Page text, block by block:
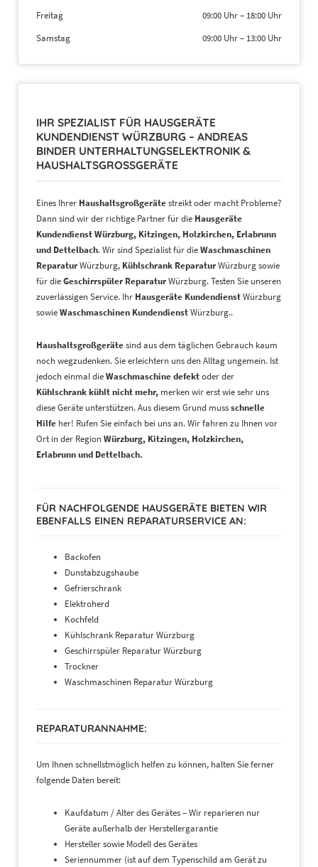
Freitag
09:00 Uhr– 18:00 Uhr
Samstag
09:00 Uhr– 13:00 Uhr
IHR SPEZIALIST FÜR HAUSGERÄTE
KUNDENDIENST WÜRZBURG – ANDREAS
BINDER UNTERHALTUNGSELEKTRONIK &
HAUSHALTSGROSSGERÄTE
Eines Ihrer Haushaltsgroßgerätestreikt oder macht Probleme?
Dann sind wir der richtige Partner für die Hausgeräte
KundendienstWürzburg, Kitzingen, Holzkirchen, Erlabrunn
und Dettelbach. Wir sind Spezialist für dieWaschmaschinen
ReparaturWürzburg, Kühlschrank ReparaturWürzburg sowie
für dieGeschirrspüler ReparaturWürzburg. Testen Sie unseren
zuverlässigen Service. Ihr Hausgeräte KundendienstWürzburg
sowieWaschmaschinen KundendienstWürzburg..
Haushaltsgroßgerätesind aus dem täglichen Gebrauch kaum
noch wegzudenken. Sie erleichtern uns den Alltag ungemein. Ist
jedoch einmal dieWaschmaschine defektoder der
Kühlschrank kühlt nicht mehr, merken wir erst wie sehr uns
diese Geräte unterstützen. Aus diesem Grund mussschnelle
Hilfe her! Rufen Sie einfach bei uns an. Wir fahren zu Ihnen vor
Ort in der RegionWürzburg, Kitzingen, Holzkirchen,
Erlabrunn und Dettelbach.
FÜR NACHFOLGENDE HAUSGERÄTE BIETEN WIR
EBENFALLS EINEN REPARATURSERVICE AN:
Backofen
Dunstabzugshaube
Gefrierschrank
Elektroherd
Kochfeld
Kühlschrank Reparatur Würzburg
Geschirrspüler Reparatur Würzburg
Trockner
Waschmaschinen Reparatur Würzburg
REPARATURANNAHME:
Um Ihnen schnellstmöglich helfen zu können, halten Sie ferner
folgende Daten bereit:
Kaufdatum / Alter des Gerätes – Wir reparieren nur
Geräte außerhalb der Herstellergarantie
Hersteller sowie Modell des Gerätes
Seriennummer (ist auf dem Typenschild am Gerät zu